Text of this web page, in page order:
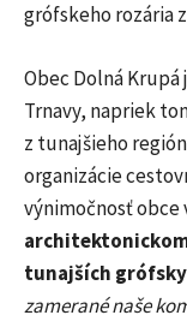
grófskeho rozária
Obec Dolná
Trnavy, napriek
z tunajšieho
organizácie
výnimočnosť obce
tunajších
zamerané naše